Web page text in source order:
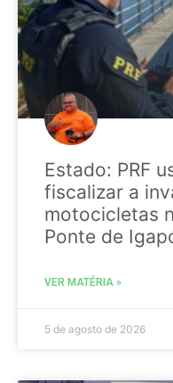
Estado: PRF
fiscalizar a
motocicletas
Ponte de
VER MATÉRIA »
5 de agosto de 2026